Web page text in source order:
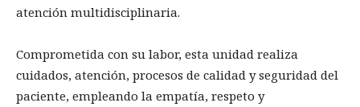
atención multidisciplinaria.
Comprometida con su labor, esta unidad realiza
cuidados, atención, procesos de calidad y seguridad del
paciente, empleando la empatía, respeto y